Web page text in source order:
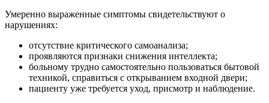
Умеренно выраженные симптомы свидетельствуют о
нарушениях:
отсутствие критического самоанализа;
проявляются признаки снижения интеллекта;
больному трудно самостоятельно пользоваться бытовой
техникой, справиться с открыванием входной двери;
пациенту уже требуется уход, присмотр и наблюдение.